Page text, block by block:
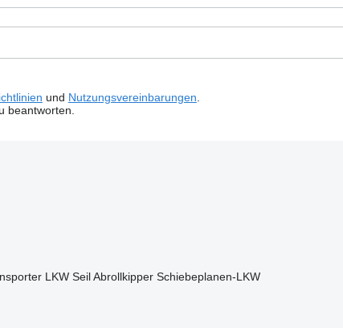
und Nutzungsvereinbarungen
beantworten.
LKW Seil Abrollkipper Schiebeplanen-LKW